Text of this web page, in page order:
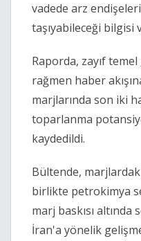
vadede arz
taşıyabileceği bilgisi
Raporda, zayıf
rağmen haber
marjlarında son iki
toparlanma
kaydedildi.
Bültende,
birlikte petrokimya
marj baskısı
İran'a yönelik